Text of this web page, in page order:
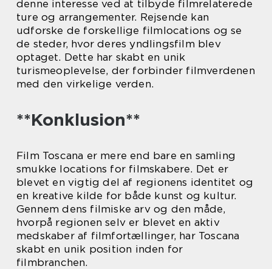
denne interesse ved at tilbyde filmrelaterede
ture og arrangementer. Rejsende kan
udforske de forskellige filmlocations og se
de steder, hvor deres yndlingsfilm blev
optaget. Dette har skabt en unik
turismeoplevelse, der forbinder filmverdenen
med den virkelige verden.
**Konklusion**
Film Toscana er mere end bare en samling
smukke locations for filmskabere. Det er
blevet en vigtig del af regionens identitet og
en kreative kilde for både kunst og kultur.
Gennem dens filmiske arv og den måde,
hvorpå regionen selv er blevet en aktiv
medskaber af filmfortællinger, har Toscana
skabt en unik position inden for
filmbranchen.